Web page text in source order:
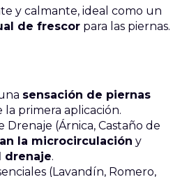
y calmante, ideal como un
de frescor para las piernas.
sensación de piernas
la primera aplicación.
Drenaje (Árnica, Castaño de
la microcirculación y
drenaje.
(Lavandín, Romero,